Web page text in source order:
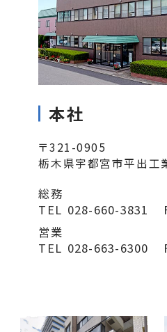
本社
〒321-0905
栃木県宇都宮市平出工
総務
TEL 028-660-3831
営業
TEL 028-663-6300